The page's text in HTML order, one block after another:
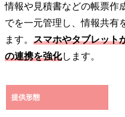
情報や見積書などの帳票作
でを一元管理し、情報共有
ます。 スマホやタブレット
の連携を強化します。
提供形態